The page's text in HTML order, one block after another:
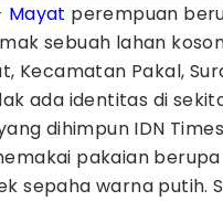
Mayat perempuan
sebuah lahan
Kecamatan Pakal,
ada identitas di
dihimpun IDN
pakaian
sepaha warna putih.